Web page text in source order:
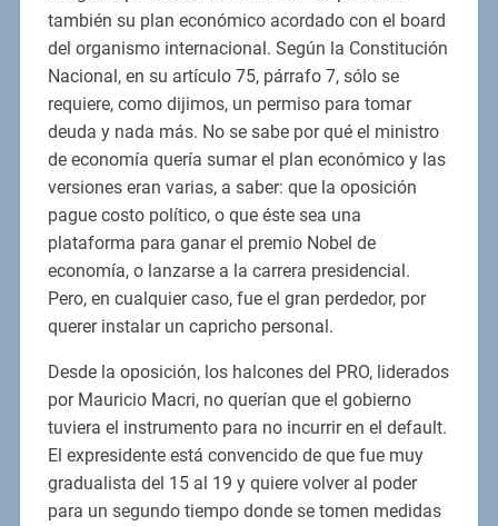
también su plan económico acordado con el board
del organismo internacional. Según la Constitución
Nacional, en su artículo 75, párrafo 7, sólo se
requiere, como dijimos, un permiso para tomar
deuda y nada más. No se sabe por qué el ministro
de economía quería sumar el plan económico y las
versiones eran varias, a saber: que la oposición
pague costo político, o que éste sea una
plataforma para ganar el premio Nobel de
economía, o lanzarse a la carrera presidencial.
Pero, en cualquier caso, fue el gran perdedor, por
querer instalar un capricho personal.
Desde la oposición, los halcones del PRO, liderados
por Mauricio Macri, no querían que el gobierno
tuviera el instrumento para no incurrir en el default.
El expresidente está convencido de que fue muy
gradualista del 15 al 19 y quiere volver al poder
para un segundo tiempo donde se tomen medidas